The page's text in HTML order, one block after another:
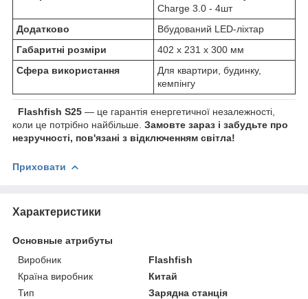
Charge 3.0 - 4шт
Додатково
Вбудований LED-ліхтар
Габаритні розміри
402 x 231 x 300 мм
Сфера використання
Для квартири, будинку,
кемпінгу
Flashfish S25 — це гарантія енергетичної незалежності,
коли це потрібно найбільше. Замовте зараз і забудьте про
незручності, пов'язані з відключенням світла!
Приховати
Характеристики
Основные атрибуты
Виробник
Flashfish
Країна виробник
Китай
Тип
Зарядна станція